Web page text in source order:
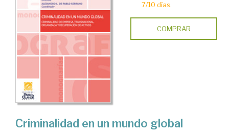
7/10 días.
COMPRAR
Criminalidad en un mundo global